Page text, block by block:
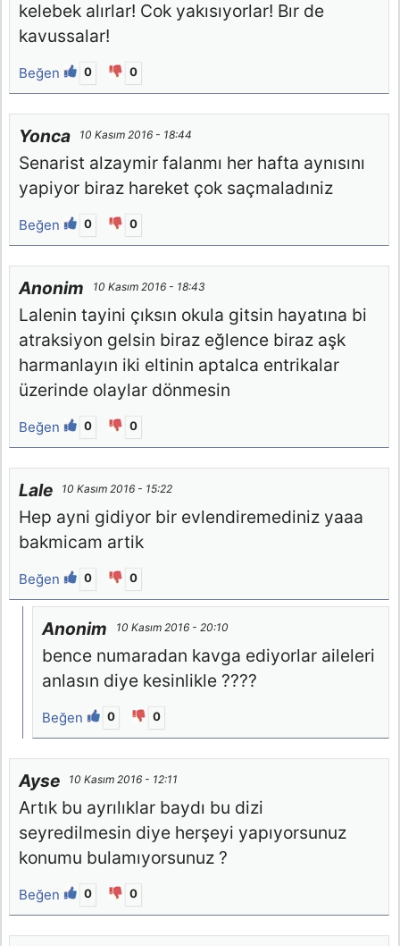
kelebek alırlar! Cok yakısıyorlar! Bır de
kavussalar!
Beğen 0 0
Yonca 10 Kasım 2016 - 18:44
Senarist alzaymir falanmı her hafta aynısını
yapiyor biraz hareket çok saçmaladıniz
Beğen 0 0
Anonim 10 Kasım 2016 - 18:43
Lalenin tayini çıksın okula gitsin hayatına bi
atraksiyon gelsin biraz eğlence biraz aşk
harmanlayın iki eltinin aptalca entrikalar
üzerinde olaylar dönmesin
Beğen 0 0
Lale 10 Kasım 2016 - 15:22
Hep ayni gidiyor bir evlendiremediniz yaaa
bakmicam artik
Beğen 0 0
Anonim 10 Kasım 2016 - 20:10
bence numaradan kavga ediyorlar aileleri
anlasın diye kesinlikle ????
Beğen 0 0
Ayse 10 Kasım 2016 - 12:11
Artık bu ayrılıklar baydı bu dizi
seyredilmesin diye herşeyi yapıyorsunuz
konumu bulamıyorsunuz ?
Beğen 0 0